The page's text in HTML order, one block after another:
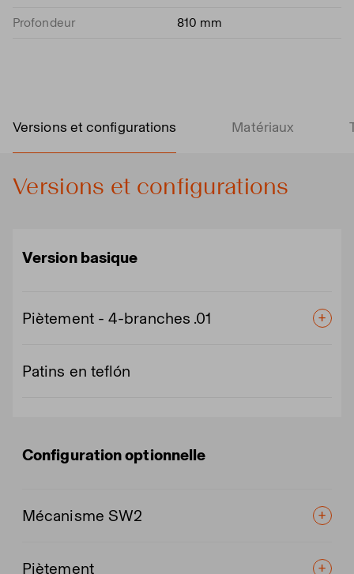
Profondeur 810 mm
Versions et configurations Matériaux
Versions et configurations
Version basique
Piètement - 4-branches .01
Patins en teflón
Configuration optionnelle
Mécanisme SW2
Piètement